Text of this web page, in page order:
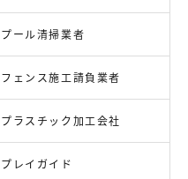
プール清掃業者
フェンス施工請負業者
プラスチック加工会社
プレイガイド